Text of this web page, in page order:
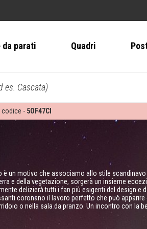
da parati Quadri
es. Cascata)
codice - 5OF47CI
è un motivo che associamo allo stile
e della vegetazione, sorgerà un insieme
delizierà tutti i fan più esigenti del design e
coronano il lavoro perfetto che può
o nella sala da pranzo. Un incontro con la